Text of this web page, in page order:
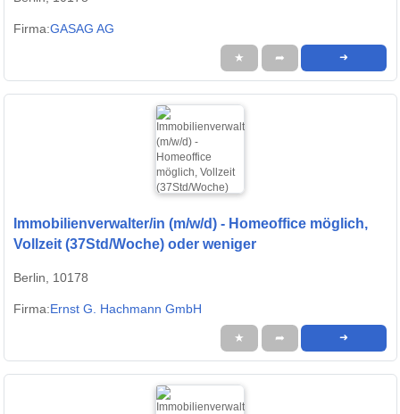
Firma:GASAG AG
★ ➦ ➜
Immobilienverwalter/in (m/w/d) - Homeoffice möglich,
Vollzeit (37Std/Woche) oder weniger
Berlin, 10178
Firma:Ernst G. Hachmann GmbH
★ ➦ ➜